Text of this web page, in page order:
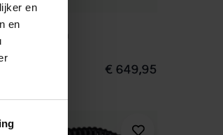
en
en
Pallion
€ 649,95